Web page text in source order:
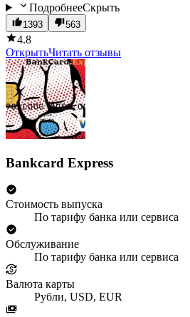
ПодробнееСкрыть
1393 563
4.8
ОткрытьЧитать отзывы
Bankcard Express
Стоимость выпуска
По тарифу банка или сервиса
Обслуживание
По тарифу банка или сервиса
Валюта карты
Рубли, USD, EUR